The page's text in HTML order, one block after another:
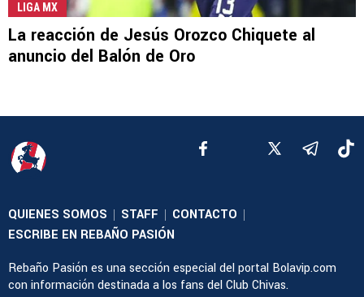
LIGA MX
La reacción de Jesús Orozco Chiquete al
anuncio del Balón de Oro
QUIENES SOMOS | STAFF | CONTACTO |
ESCRIBE EN REBAÑO PASIÓN
Rebaño Pasión es una sección especial del portal Bolavip.com
con información destinada a los fans del Club Chivas.